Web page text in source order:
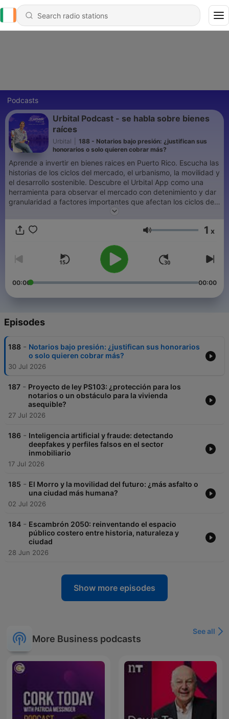
Podcasts
Urbital Podcast - se habla sobre bienes
raíces
Urbital
188 - Notarios bajo presión: ¿justifican sus
honorarios o solo quieren cobrar más?
Aprende a invertir en bienes raices en Puerto Rico. Escucha las
historias de los ciclos del mercado, el urbanismo, la movilidad y
el desarrollo sostenible. Descubre el Urbital App como una
herramienta para observar el mercado con detenimiento y dar
granularidad a factores importantes que afectan los ciclos del
mercado y las oportunidades disponibles en estos momentos.
Volume 1 x
00:00 00:00
Episodes
188 - Notarios bajo presión: ¿justifican sus honorarios
o solo quieren cobrar más?
30 Jul 2026
187 - Proyecto de ley PS103: ¿protección para los
notarios o un obstáculo para la vivienda
asequible?
27 Jul 2026
186 - Inteligencia artificial y fraude: detectando
deepfakes y perfiles falsos en el sector
inmobiliario
17 Jul 2026
185 - El Morro y la movilidad del futuro: ¿más asfalto o
una ciudad más humana?
02 Jul 2026
184 - Escambrón 2050: reinventando el espacio
público costero entre historia, naturaleza y
ciudad
28 Jun 2026
Show more episodes
More Business podcasts
See all